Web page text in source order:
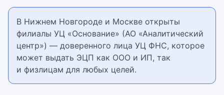
В Нижнем Новгороде и Москве открыты
филиалы УЦ «Основание» (АО «Аналитический
центр») — доверенного лица УЦ ФНС, которое
может выдать ЭЦП как ООО и ИП, так
и физлицам для любых целей.